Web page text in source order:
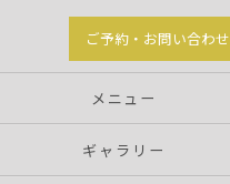
ご予約・お問い合わせ
メニュー
ギャラリー